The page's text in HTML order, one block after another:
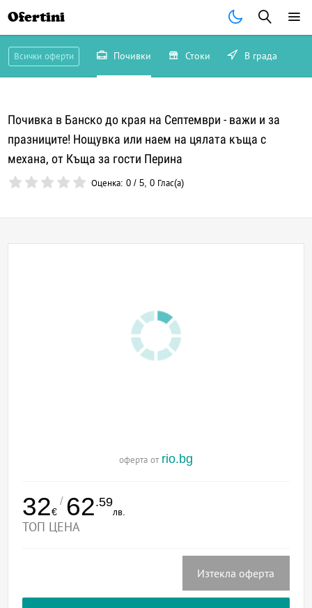
Ofertini
Всички оферти Почивки Стоки В града
Почивка в Банско до края на Септември - важи и за
празниците! Нощувка или наем на цялата къща с
механа, от Къща за гости Перина
Оценка:0 /5,0 Глас(а)
оферта от rio.bg
32€
/ 62.59
лв.
ТОП ЦЕНА
Изтекла оферта